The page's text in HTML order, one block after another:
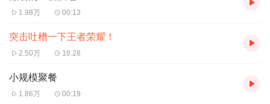
1.98万 00:13
突击吐槽一下王者荣耀！
2.50万 18:28
小规模聚餐
1.86万 00:19